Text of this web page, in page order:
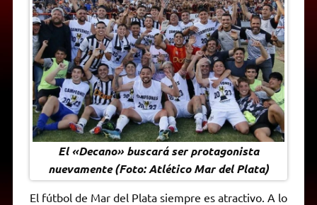
El «Decano» buscará ser protagonista
nuevamente (Foto: Atlético Mar del Plata)
El fútbol de Mar del Plata siempre es atractivo. A lo